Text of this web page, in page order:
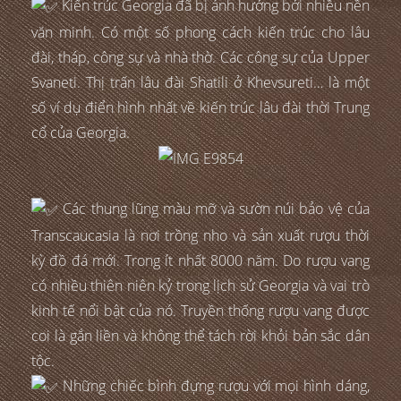
Kiến trúc Georgia đã bị ảnh hưởng bởi nhiều nền
văn minh. Có một số phong cách kiến trúc cho lâu
đài, tháp, công sự và nhà thờ. Các công sự của Upper
Svaneti. Thị trấn lâu đài Shatili ở Khevsureti… là một
số ví dụ điển hình nhất về kiến trúc lâu đài thời Trung
cổ của Georgia.
Các thung lũng màu mỡ và sườn núi bảo vệ của
Transcaucasia là nơi trồng nho và sản xuất rượu thời
kỳ đồ đá mới. Trong ít nhất 8000 năm. Do rượu vang
có nhiều thiên niên kỷ trong lịch sử Georgia và vai trò
kinh tế nổi bật của nó. Truyền thống rượu vang được
coi là gắn liền và không thể tách rời khỏi bản sắc dân
tộc.
Những chiếc bình đựng rượu với mọi hình dáng,